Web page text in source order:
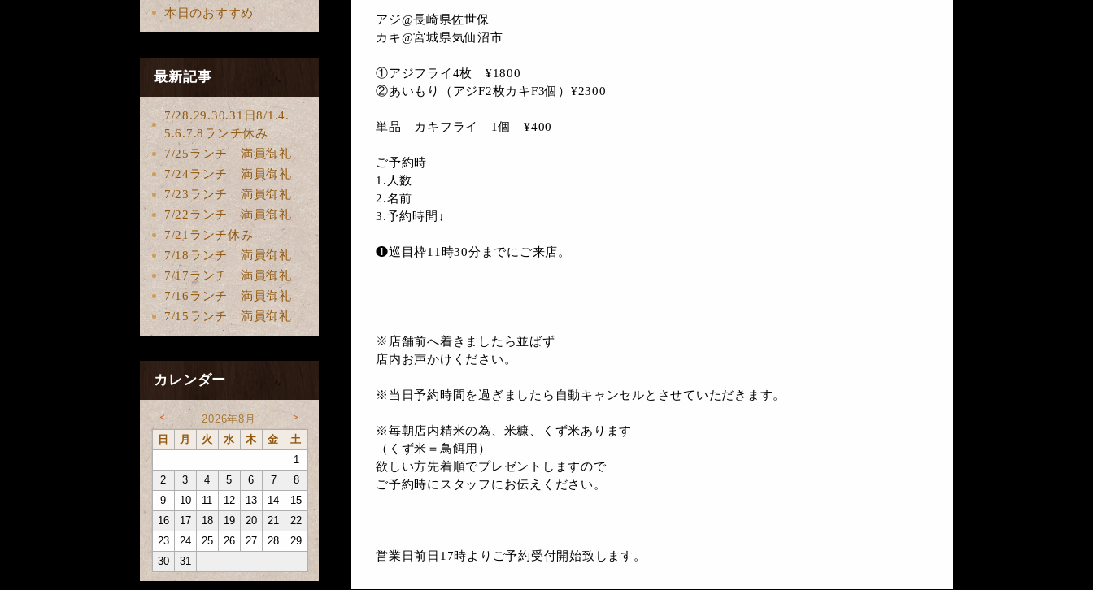
本日のおすすめ
最新記事
7/28.29.30.31日8/1.4.
5.6.7.8ランチ休み
7/25ランチ 満員御礼
7/24ランチ 満員御礼
7/23ランチ 満員御礼
7/22ランチ 満員御礼
7/21ランチ休み
7/18ランチ 満員御礼
7/17ランチ 満員御礼
7/16ランチ 満員御礼
7/15ランチ 満員御礼
カレンダー
< 2026年8月 >
日 月 火 水 木 金
土
1
2
3 4 5 6 7
8
9
10 11 12 13 14
15
16
17 18 19 20 21
22
23
24 25 26 27 28
29
30
31
アジ@長崎県佐世保
カキ@宮城県気仙沼市
①アジフライ4枚 ¥1800
②あいもり（アジF2枚カキF3個）¥2300
単品 カキフライ 1個 ¥400
ご予約時
1.人数
2.名前
3.予約時間↓
❶巡目枠11時30分までにご来店。
※店舗前へ着きましたら並ばず
店内お声かけください。
※当日予約時間を過ぎましたら自動キャンセルとさせていただきます。
※毎朝店内精米の為、米糠、くず米あります
（くず米＝鳥餌用）
欲しい方先着順でプレゼントしますので
ご予約時にスタッフにお伝えください。
営業日前日17時よりご予約受付開始致します。